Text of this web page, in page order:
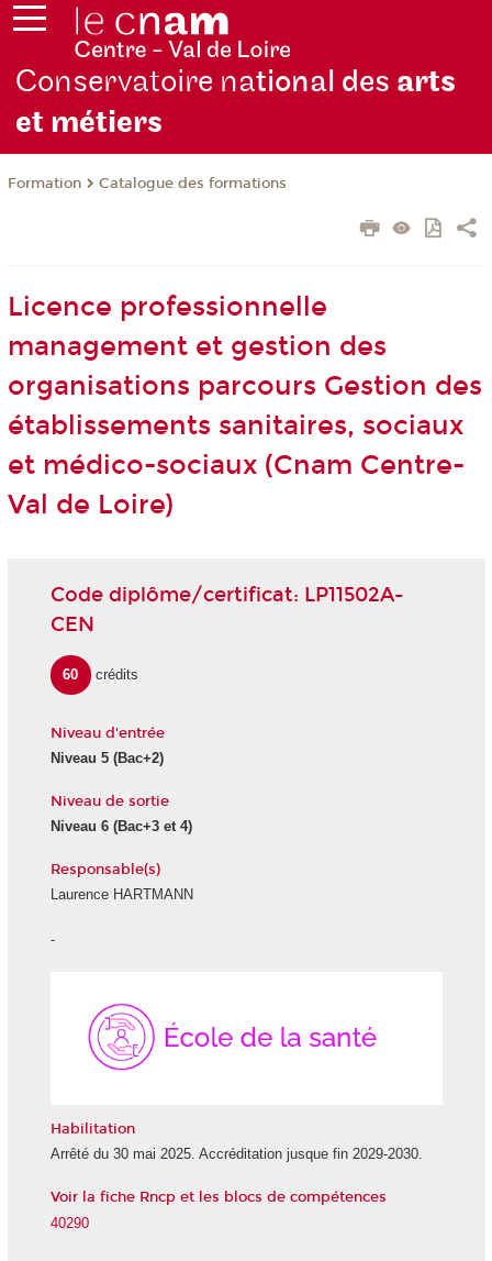
Conservatoire national des arts
et métiers
Formation Catalogue des formations
Licence professionnelle
management et gestion des
organisations parcours Gestion des
établissements sanitaires, sociaux
et médico-sociaux (Cnam Centre-
Val de Loire)
Code diplôme/certificat: LP11502A-
CEN
60 crédits
Niveau d'entrée
Niveau 5 (Bac+2)
Niveau de sortie
Niveau 6 (Bac+3 et 4)
Responsable(s)
Laurence HARTMANN
-
Habilitation
Arrêté du 30 mai 2025. Accréditation jusque fin 2029-2030.
Voir la fiche Rncp et les blocs de compétences
40290